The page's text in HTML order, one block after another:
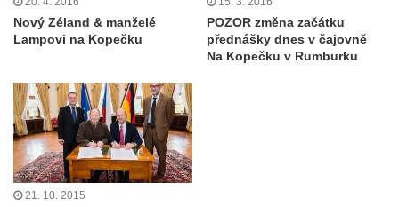
Nový Zéland & manželé
Lampovi na Kopečku
POZOR změna začátku
přednášky dnes v čajovně
Na Kopečku v Rumburku
21. 10. 2015